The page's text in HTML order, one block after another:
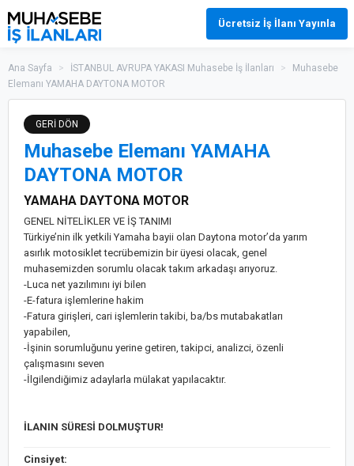
Ücretsiz İş İlanı Yayınla
Ana Sayfa > İSTANBUL AVRUPA YAKASI Muhasebe İş İlanları >
Muhasebe
Elemanı YAMAHA DAYTONA MOTOR
GERİ DÖN
Muhasebe Elemanı YAMAHA
DAYTONA MOTOR
YAMAHA DAYTONA MOTOR
GENEL NİTELİKLER VE İŞ TANIMI
Türkiye’nin ilk yetkili Yamaha bayii olan Daytona motor’da yarım
asırlık motosiklet tecrübemizin bir üyesi olacak, genel
muhasemizden sorumlu olacak takım arkadaşı arıyoruz.
-Luca net yazılımını iyi bilen
-E-fatura işlemlerine hakim
-Fatura girişleri, cari işlemlerin takibi, ba/bs mutabakatları
yapabilen,
-İşinin sorumluğunu yerine getiren, takipci, analizci, özenli
çalışmasını seven
-İlgilendiğimiz adaylarla mülakat yapılacaktır.
İLANIN SÜRESİ DOLMUŞTUR!
Cinsiyet: